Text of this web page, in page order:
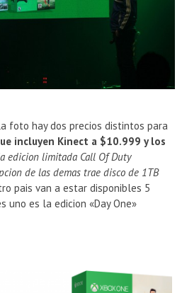
foto hay dos precios distintos para
incluyen Kinect a $10.999 y los
edicion limitada Call Of Duty
de las demas trae disco de 1TB
pais van a estar disponibles 5
uno es la edicion «Day One»